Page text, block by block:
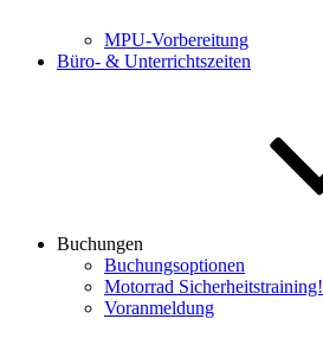
MPU-Vorbereitung
Büro- & Unterrichtszeiten
Buchungen
Buchungsoptionen
Motorrad Sicherheitstraining!
Voranmeldung